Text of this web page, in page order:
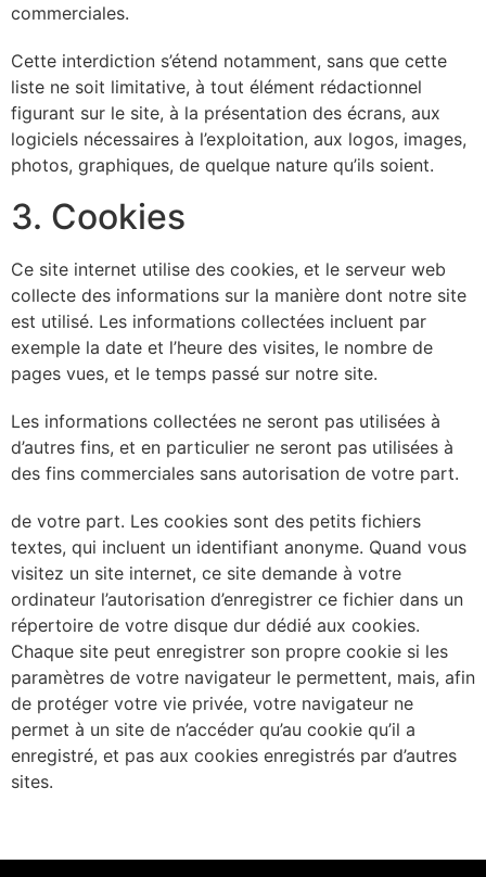
commerciales.
Cette interdiction s’étend notamment, sans que cette
liste ne soit limitative, à tout élément rédactionnel
figurant sur le site, à la présentation des écrans, aux
logiciels nécessaires à l’exploitation, aux logos, images,
photos, graphiques, de quelque nature qu’ils soient.
3. Cookies
Ce site internet utilise des cookies, et le serveur web
collecte des informations sur la manière dont notre site
est utilisé. Les informations collectées incluent par
exemple la date et l’heure des visites, le nombre de
pages vues, et le temps passé sur notre site.
Les informations collectées ne seront pas utilisées à
d’autres fins, et en particulier ne seront pas utilisées à
des fins commerciales sans autorisation de votre part.
de votre part. Les cookies sont des petits fichiers
textes, qui incluent un identifiant anonyme. Quand vous
visitez un site internet, ce site demande à votre
ordinateur l’autorisation d’enregistrer ce fichier dans un
répertoire de votre disque dur dédié aux cookies.
Chaque site peut enregistrer son propre cookie si les
paramètres de votre navigateur le permettent, mais, afin
de protéger votre vie privée, votre navigateur ne
permet à un site de n’accéder qu’au cookie qu’il a
enregistré, et pas aux cookies enregistrés par d’autres
sites.